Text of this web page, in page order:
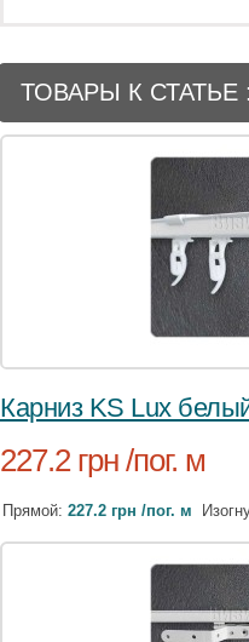
ТОВАРЫ К СТАТЬЕ :
Карниз KS Lux
227.2 грн /пог. м
Прямой: 227.2 грн /пог. м